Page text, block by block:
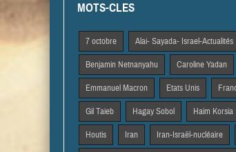
MOTS-CLES
7 octobre Alai- Sayada- Israel-Actualités
Benjamin Netnanyahu Caroline Yadan
Emmanuel Macron Etats Unis
Gil Taieb Hagay Sobol Haim Korsia
Houtis Iran Iran-Israël-nucléaire